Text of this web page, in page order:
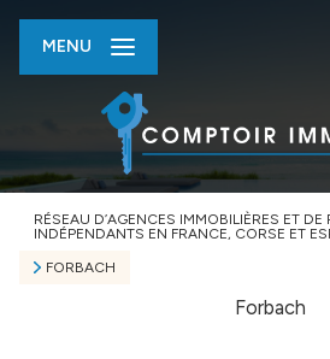
MENU
RÉSEAU D’AGENCES IMMOBILIÈRES ET DE
INDÉPENDANTS EN FRANCE, CORSE ET
FORBACH
Forbach